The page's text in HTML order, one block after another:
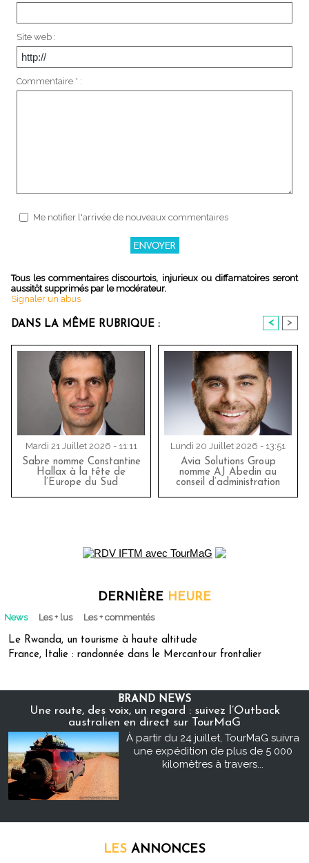
Site web :
Commentaire * :
Me notifier l'arrivée de nouveaux commentaires
Tous les commentaires discourtois, injurieux ou diffamatoires seront
aussitôt supprimés par le modérateur.
Signaler un abus
DANS LA MÊME RUBRIQUE : < >
Mardi 21 Juillet 2026 - 11:11
Sabre nomme Constantine
Hallax à la tête de
l’Europe du Sud
Lundi 20 Juillet 2026 - 13:51
Avia Solutions Group
nomme AJ Abedin au
conseil d’administration
DERNIÈRE HEURE
News Les + lus Les + commentés
Le Rwanda, un tourisme à haute altitude
France, Italie : randonnée dans le Mercantour frontalier
BRAND NEWS
Une route, des voix, un regard : suivez l’Outback
australien en direct sur TourMaG
À partir du 24 juillet, TourMaG suivra
une expédition de plus de 5 000
kilomètres à travers...
LES ANNONCES